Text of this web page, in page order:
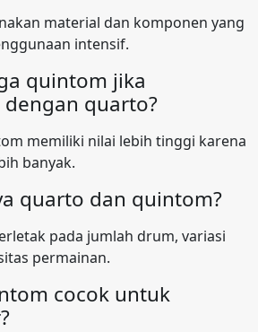
material dan komponen yang
intensif.
quintom jika
quarto?
memiliki nilai lebih tinggi karena
banyak.
quarto dan quintom?
pada jumlah drum, variasi
permainan.
cocok untuk